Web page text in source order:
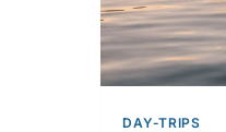
DAY-TRIPS